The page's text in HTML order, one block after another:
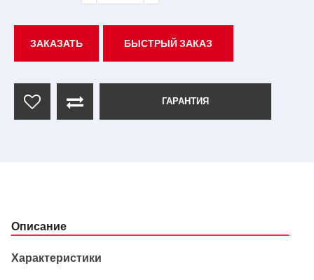
ЗАКАЗАТЬ БЫСТРЫЙ ЗАКАЗ
ГАРАНТИЯ
Описание
Характеристики